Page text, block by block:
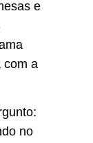
e
com a
no